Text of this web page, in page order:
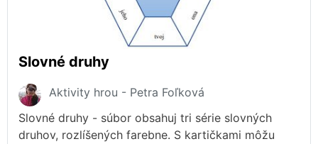
Slovné druhy
Aktivity hrou - Petra Foľková
Slovné druhy - súbor obsahuj tri série slovných
druhov, rozlíšených farebne. S kartičkami môžu